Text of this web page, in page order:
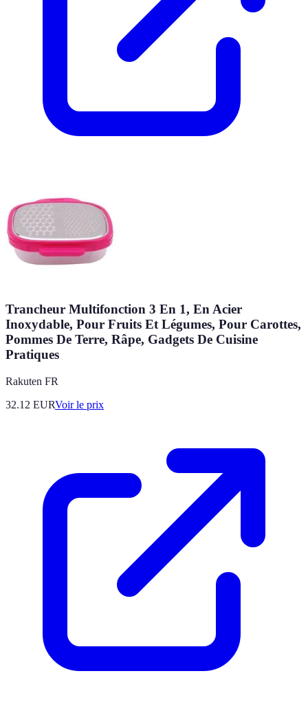
Trancheur Multifonction 3 En 1, En Acier
Inoxydable, Pour Fruits Et Légumes, Pour Carottes,
Pommes De Terre, Râpe, Gadgets De Cuisine
Pratiques
Rakuten FR
32.12 EURVoir le prix